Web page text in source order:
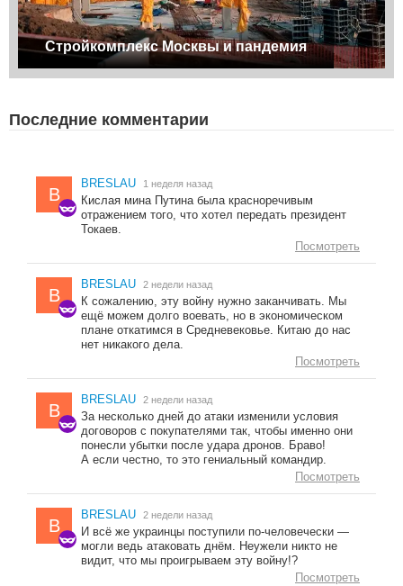
Стройкомплекс Москвы и пандемия
Последние комментарии
B
BRESLAU 1 неделя назад
Кислая мина Путина была красноречивым
отражением того, что хотел передать президент
Токаев.
Посмотреть
B
BRESLAU 2 недели назад
К сожалению, эту войну нужно заканчивать. Мы
ещё можем долго воевать, но в экономическом
плане откатимся в Средневековье. Китаю до нас
нет никакого дела.
Посмотреть
B
BRESLAU 2 недели назад
За несколько дней до атаки изменили условия
договоров с покупателями так, чтобы именно они
понесли убытки после удара дронов. Браво!
А если честно, то это гениальный командир.
Посмотреть
B
BRESLAU 2 недели назад
И всё же украинцы поступили по-человечески —
могли ведь атаковать днём. Неужели никто не
видит, что мы проигрываем эту войну!?
Посмотреть